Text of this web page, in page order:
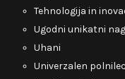
Tehnologija in
Ugodni unikatni
Uhani
Univerzalen polnilec